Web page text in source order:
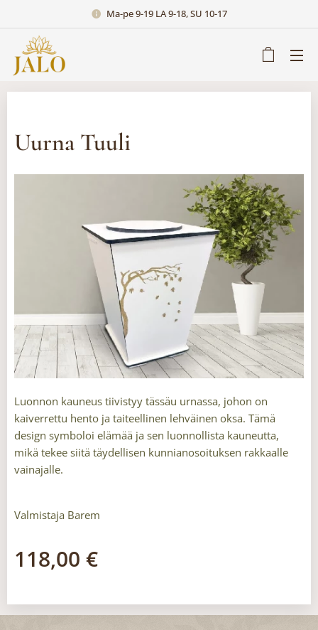
Ma-pe 9-19 LA 9-18, SU 10-17
Uurna Tuuli
Luonnon kauneus tiivistyy tässäu urnassa, johon on
kaiverrettu hento ja taiteellinen lehväinen oksa. Tämä
design symboloi elämää ja sen luonnollista kauneutta,
mikä tekee siitä täydellisen kunnianosoituksen rakkaalle
vainajalle.
Valmistaja Barem
118,00 €